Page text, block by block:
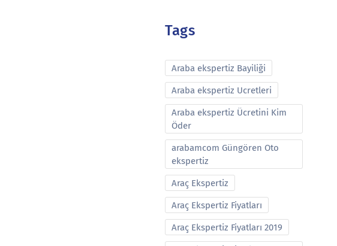
Tags
Araba ekspertiz Bayiliği
Araba ekspertiz Ucretleri
Araba ekspertiz Ücretini Kim
Öder
arabamcom Güngören Oto
ekspertiz
Araç Ekspertiz
Araç Ekspertiz Fiyatları
Araç Ekspertiz Fiyatları 2019